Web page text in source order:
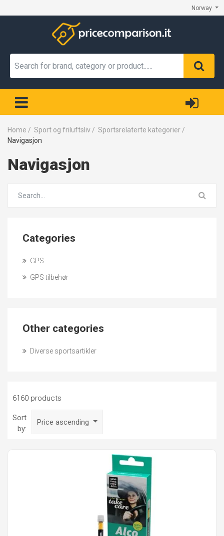
Norway
Home / Sport og friluftsliv / Sportsrelaterte kategorier /
Navigasjon
Navigasjon
Categories
GPS
GPS tilbehør
Other categories
Diverse sportsartikler
6160 products
Sort
by:
Price ascending